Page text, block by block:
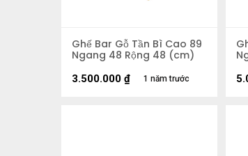
Ghế Bar Gỗ Tần Bì Cao 89
Ngang 48 Rộng 48 (cm)
1 năm trước
3.500.000 ₫